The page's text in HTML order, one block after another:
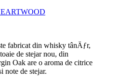
fabricat din whisky tânÄƒr,
de stejar nou, din
Oak are o aroma de citrice
note de stejar.